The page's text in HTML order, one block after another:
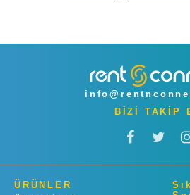
BİZİ TAKİP
ÜRÜNLER